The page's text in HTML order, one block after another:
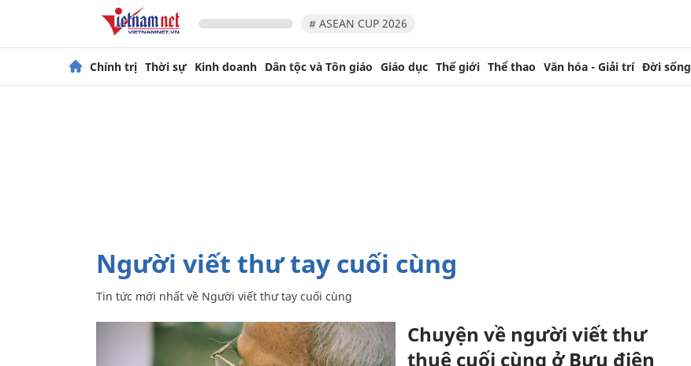
# ASEAN CUP 2026
Chính trị Thời sự Kinh doanh Dân tộc và Tôn giáo Giáo dục Thế giới Thể thao Văn hóa - Giải trí Đời sống
Người viết thư tay cuối cùng
Tin tức mới nhất về Người viết thư tay cuối cùng
Chuyện về người viết thư
thuê cuối cùng ở Bưu điện